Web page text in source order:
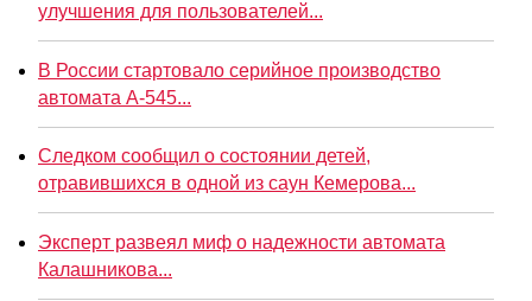
улучшения для пользователей...
В России стартовало серийное производство
автомата А-545...
Следком сообщил о состоянии детей,
отравившихся в одной из саун Кемерова...
Эксперт развеял миф о надежности автомата
Калашникова...